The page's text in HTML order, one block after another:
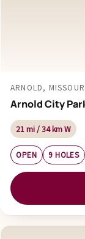
ARNOLD,
Arnold City
21 mi / 34 km W
OPEN 9 HOLES